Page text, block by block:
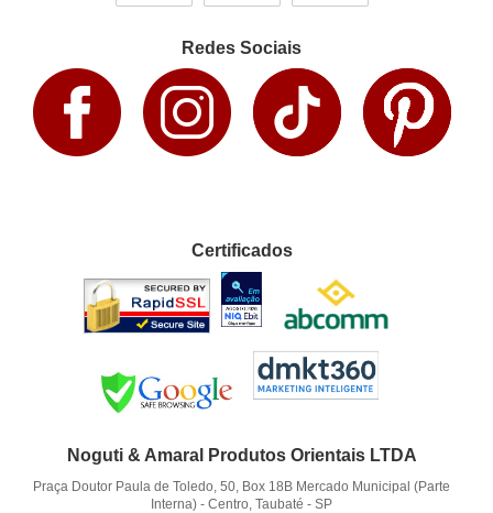
Redes Sociais
Certificados
Noguti & Amaral Produtos Orientais LTDA
Praça Doutor Paula de Toledo, 50, Box 18B Mercado Municipal (Parte
Interna) -Centro, Taubaté -SP